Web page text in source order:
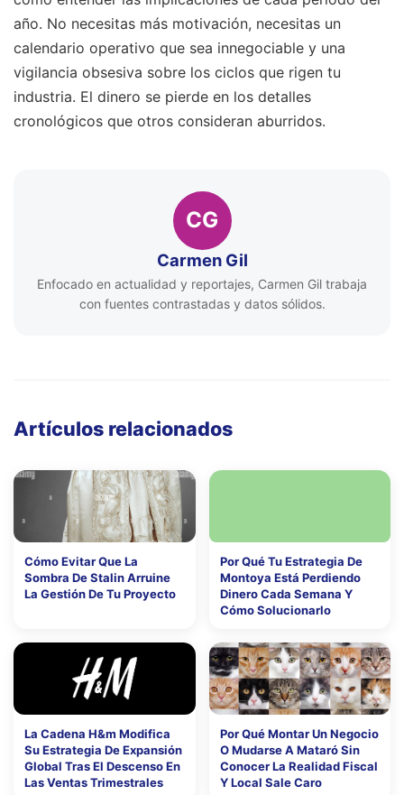
año. No necesitas más motivación, necesitas un
calendario operativo que sea innegociable y una
vigilancia obsesiva sobre los ciclos que rigen tu
industria. El dinero se pierde en los detalles
cronológicos que otros consideran aburridos.
CG
Carmen Gil
Enfocado en actualidad y reportajes, Carmen Gil trabaja
con fuentes contrastadas y datos sólidos.
Artículos relacionados
Cómo Evitar Que La
Sombra De Stalin Arruine
La Gestión De Tu Proyecto
Por Qué Tu Estrategia De
Montoya Está Perdiendo
Dinero Cada Semana Y
Cómo Solucionarlo
La Cadena H&m Modifica
Su Estrategia De Expansión
Global Tras El Descenso En
Las Ventas Trimestrales
Por Qué Montar Un Negocio
O Mudarse A Mataró Sin
Conocer La Realidad Fiscal
Y Local Sale Caro